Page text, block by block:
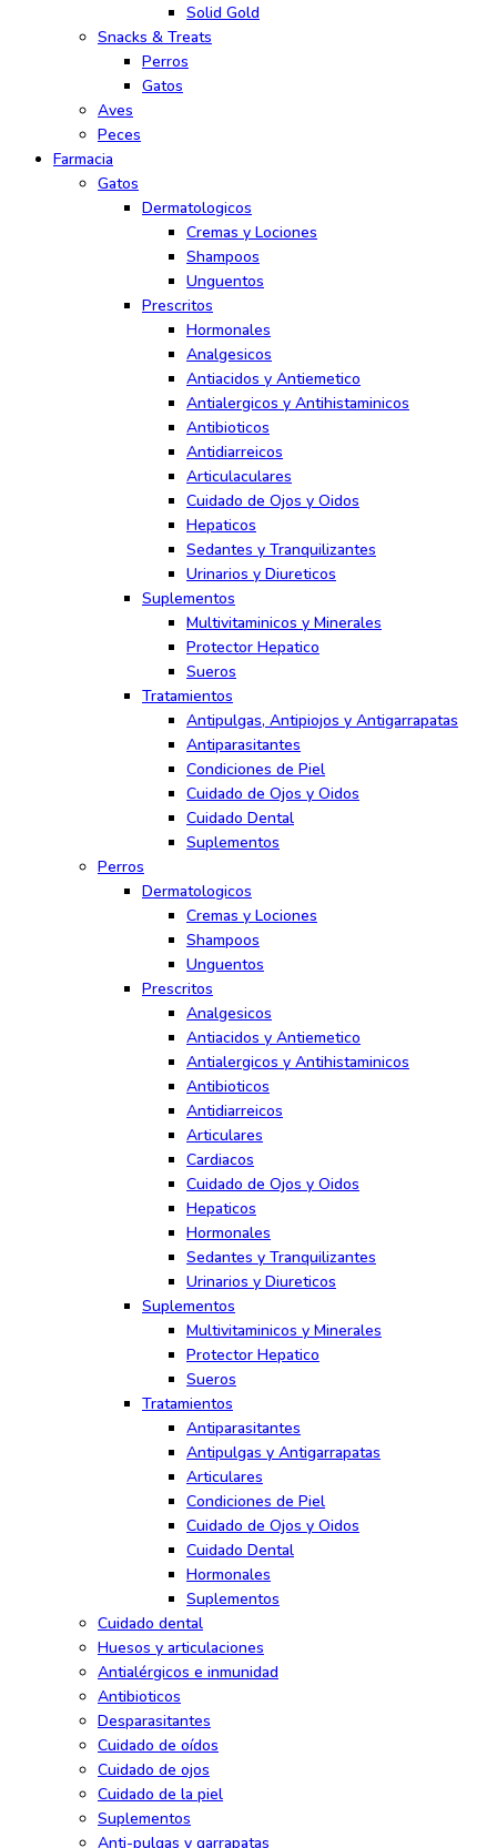
Solid Gold
Snacks & Treats
Perros
Gatos
Aves
Peces
Farmacia
Gatos
Dermatologicos
Cremas y Lociones
Shampoos
Unguentos
Prescritos
Hormonales
Analgesicos
Antiacidos y Antiemetico
Antialergicos y Antihistaminicos
Antibioticos
Antidiarreicos
Articulaculares
Cuidado de Ojos y Oidos
Hepaticos
Sedantes y Tranquilizantes
Urinarios y Diureticos
Suplementos
Multivitaminicos y Minerales
Protector Hepatico
Sueros
Tratamientos
Antipulgas, Antipiojos y Antigarrapatas
Antiparasitantes
Condiciones de Piel
Cuidado de Ojos y Oidos
Cuidado Dental
Suplementos
Perros
Dermatologicos
Cremas y Lociones
Shampoos
Unguentos
Prescritos
Analgesicos
Antiacidos y Antiemetico
Antialergicos y Antihistaminicos
Antibioticos
Antidiarreicos
Articulares
Cardiacos
Cuidado de Ojos y Oidos
Hepaticos
Hormonales
Sedantes y Tranquilizantes
Urinarios y Diureticos
Suplementos
Multivitaminicos y Minerales
Protector Hepatico
Sueros
Tratamientos
Antiparasitantes
Antipulgas y Antigarrapatas
Articulares
Condiciones de Piel
Cuidado de Ojos y Oidos
Cuidado Dental
Hormonales
Suplementos
Cuidado dental
Huesos y articulaciones
Antialérgicos e inmunidad
Antibioticos
Desparasitantes
Cuidado de oídos
Cuidado de ojos
Cuidado de la piel
Suplementos
Anti-pulgas y garrapatas